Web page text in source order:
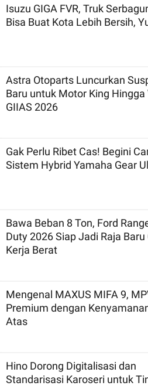
Isuzu GIGA FVR, Truk
Bisa Buat Kota Lebih Bersih,
Astra Otoparts Luncurkan
Baru untuk Motor King Hingga
GIIAS 2026
Gak Perlu Ribet Cas! Begini
Sistem Hybrid Yamaha Gear
Bawa Beban 8 Ton, Ford
Duty 2026 Siap Jadi Raja
Kerja Berat
Mengenal MAXUS MIFA 9,
Premium dengan
Atas
Hino Dorong Digitalisasi dan
Standarisasi Karoseri untuk